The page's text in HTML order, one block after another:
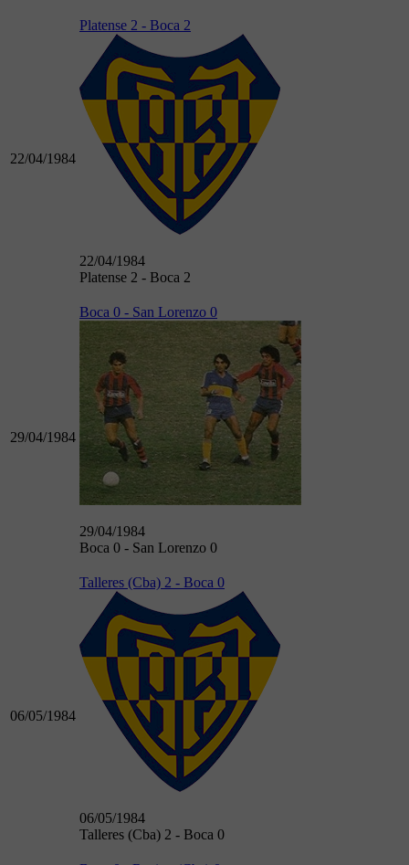
22/04/1984
Platense 2 - Boca 2
22/04/1984
Platense 2 - Boca 2
29/04/1984
Boca 0 - San Lorenzo 0
29/04/1984
Boca 0 - San Lorenzo 0
06/05/1984
Talleres (Cba) 2 - Boca 0
06/05/1984
Talleres (Cba) 2 - Boca 0